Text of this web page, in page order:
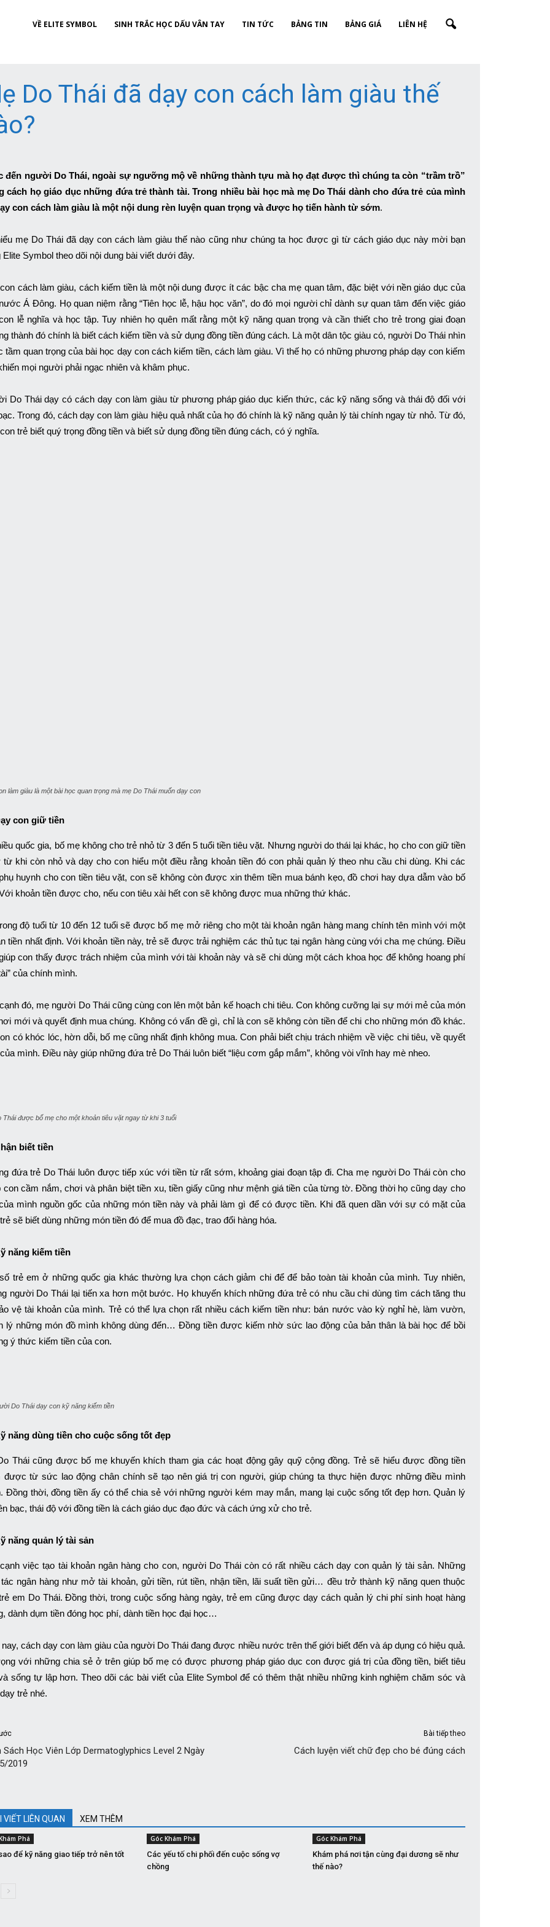
VỀ ELITE SYMBOL SINH TRẮC HỌC DẤU VÂN TAY TIN TỨC BẢNG TIN BẢNG GIÁ LIÊN HỆ
Do Thái đã dạy con cách làm giàu thế
đến người Do Thái, ngoài sự ngưỡng mộ về những thành tựu mà họ đạt được thì chúng ta còn “trầm trồ”
cách họ giáo dục những đứa trẻ thành tài. Trong nhiều bài học mà mẹ Do Thái dành cho đứa trẻ của mình
con cách làm giàu là một nội dung rèn luyện quan trọng và được họ tiến hành từ sớm.
mẹ Do Thái đã dạy con cách làm giàu thế nào cũng như chúng ta học được gì từ cách giáo dục này mời bạn
Elite Symbol theo dõi nội dung bài viết dưới đây.
cách làm giàu, cách kiếm tiền là một nội dung được ít các bậc cha mẹ quan tâm, đặc biệt với nền giáo dục của
Á Đông. Họ quan niệm rằng “Tiên học lễ, hậu học văn”, do đó mọi người chỉ dành sự quan tâm đến việc giáo
lễ nghĩa và học tập. Tuy nhiên họ quên mất rằng một kỹ năng quan trọng và cần thiết cho trẻ trong giai đoạn
thành đó chính là biết cách kiếm tiền và sử dụng đồng tiền đúng cách. Là một dân tộc giàu có, người Do Thái nhìn
tầm quan trọng của bài học dạy con cách kiếm tiền, cách làm giàu. Vì thế họ có những phương pháp dạy con kiếm
mọi người phải ngạc nhiên và khâm phục.
Do Thái dạy có cách dạy con làm giàu từ phương pháp giáo dục kiến thức, các kỹ năng sống và thái độ đối với
Trong đó, cách dạy con làm giàu hiệu quả nhất của họ đó chính là kỹ năng quản lý tài chính ngay từ nhỏ. Từ đó,
trẻ biết quý trọng đồng tiền và biết sử dụng đồng tiền đúng cách, có ý nghĩa.
làm giàu là một bài học quan trọng mà mẹ Do Thái muốn dạy con
con giữ tiền
quốc gia, bố mẹ không cho trẻ nhỏ từ 3 đến 5 tuổi tiền tiêu vặt. Nhưng người do thái lại khác, họ cho con giữ tiền
từ khi còn nhỏ và dạy cho con hiểu một điều rằng khoản tiền đó con phải quản lý theo nhu cầu chi dùng. Khi các
huynh cho con tiền tiêu vặt, con sẽ không còn được xin thêm tiền mua bánh kẹo, đồ chơi hay dựa dẫm vào bố
khoản tiền được cho, nếu con tiêu xài hết con sẽ không được mua những thứ khác.
độ tuổi từ 10 đến 12 tuổi sẽ được bố mẹ mở riêng cho một tài khoản ngân hàng mang chính tên mình với một
tiền nhất định. Với khoản tiền này, trẻ sẽ được trải nghiệm các thủ tục tại ngân hàng cùng với cha mẹ chúng. Điều
con thấy được trách nhiệm của mình với tài khoản này và sẽ chi dùng một cách khoa học để không hoang phí
của chính mình.
đó, mẹ người Do Thái cũng cùng con lên một bản kế hoạch chi tiêu. Con không cưỡng lại sự mới mẻ của món
mới và quyết định mua chúng. Không có vấn đề gì, chỉ là con sẽ không còn tiền để chi cho những món đồ khác.
có khóc lóc, hờn dỗi, bố mẹ cũng nhất định không mua. Con phải biết chịu trách nhiệm về việc chi tiêu, về quyết
mình. Điều này giúp những đứa trẻ Do Thái luôn biết “liệu cơm gắp mắm”, không vòi vĩnh hay mè nheo.
Thái được bố mẹ cho một khoản tiêu vặt ngay từ khi 3 tuổi
biết tiền
đứa trẻ Do Thái luôn được tiếp xúc với tiền từ rất sớm, khoảng giai đoạn tập đi. Cha mẹ người Do Thái còn cho
con cầm nắm, chơi và phân biệt tiền xu, tiền giấy cũng như mệnh giá tiền của từng tờ. Đồng thời họ cũng dạy cho
mình nguồn gốc của những món tiền này và phải làm gì để có được tiền. Khi đã quen dần với sự có mặt của
sẽ biết dùng những món tiền đó để mua đồ đạc, trao đổi hàng hóa.
năng kiếm tiền
trẻ em ở những quốc gia khác thường lựa chọn cách giảm chi để để bảo toàn tài khoản của mình. Tuy nhiên,
người Do Thái lại tiến xa hơn một bước. Họ khuyến khích những đứa trẻ có nhu cầu chi dùng tìm cách tăng thu
vệ tài khoản của mình. Trẻ có thể lựa chọn rất nhiều cách kiếm tiền như: bán nước vào kỳ nghỉ hè, làm vườn,
lý những món đồ mình không dùng đến… Đồng tiền được kiếm nhờ sức lao động của bản thân là bài học để bồi
ý thức kiếm tiền của con.
Do Thái dạy con kỹ năng kiếm tiền
năng dùng tiền cho cuộc sống tốt đẹp
Thái cũng được bố mẹ khuyến khích tham gia các hoạt động gây quỹ cộng đồng. Trẻ sẽ hiểu được đồng tiền
được từ sức lao động chân chính sẽ tạo nên giá trị con người, giúp chúng ta thực hiện được những điều mình
Đồng thời, đồng tiền ấy có thể chia sẻ với những người kém may mắn, mang lại cuộc sống tốt đẹp hơn. Quản lý
bạc, thái độ với đồng tiền là cách giáo dục đạo đức và cách ứng xử cho trẻ.
năng quản lý tài sản
việc tạo tài khoản ngân hàng cho con, người Do Thái còn có rất nhiều cách dạy con quản lý tài sản. Những
ngân hàng như mở tài khoản, gửi tiền, rút tiền, nhận tiền, lãi suất tiền gửi… đều trở thành kỹ năng quen thuộc
em Do Thái. Đồng thời, trong cuộc sống hàng ngày, trẻ em cũng được dạy cách quản lý chi phí sinh hoạt hàng
dành dụm tiền đóng học phí, dành tiền học đại học…
nay, cách dạy con làm giàu của người Do Thái đang được nhiều nước trên thế giới biết đến và áp dụng có hiệu quả.
với những chia sẻ ở trên giúp bố mẹ có được phương pháp giáo dục con được giá trị của đồng tiền, biết tiêu
sống tự lập hơn. Theo dõi các bài viết của Elite Symbol để có thêm thật nhiều những kinh nghiệm chăm sóc và
trẻ nhé.
Sách Học Viên Lớp Dermatoglyphics Level 2 Ngày
2019
Bài tiếp theo
Cách luyện viết chữ đẹp cho bé đúng cách
VIẾT LIÊN QUAN XEM THÊM
Phá
để kỹ năng giao tiếp trở nên tốt
Góc Khám Phá
Các yếu tố chi phối đến cuộc sống vợ
chồng
Góc Khám Phá
Khám phá nơi tận cùng đại dương sẽ như
thế nào?